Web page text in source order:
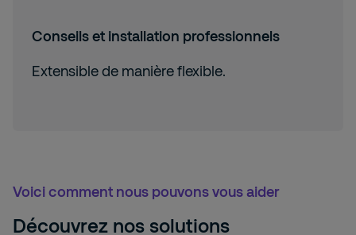
Conseils et installation professionnels
Extensible de manière flexible.
Voici comment nous pouvons vous aider
Découvrez nos solutions